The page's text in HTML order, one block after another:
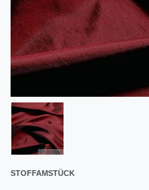
STOFFAMSTÜCK